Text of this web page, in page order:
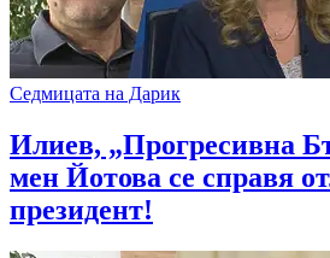
Седмицата на Дарик
Илиев, „Прогресивна
мен Йотова се справя
президент!